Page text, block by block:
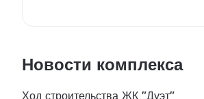
Новости комплекса
Ход строительства ЖК "Дуэт"